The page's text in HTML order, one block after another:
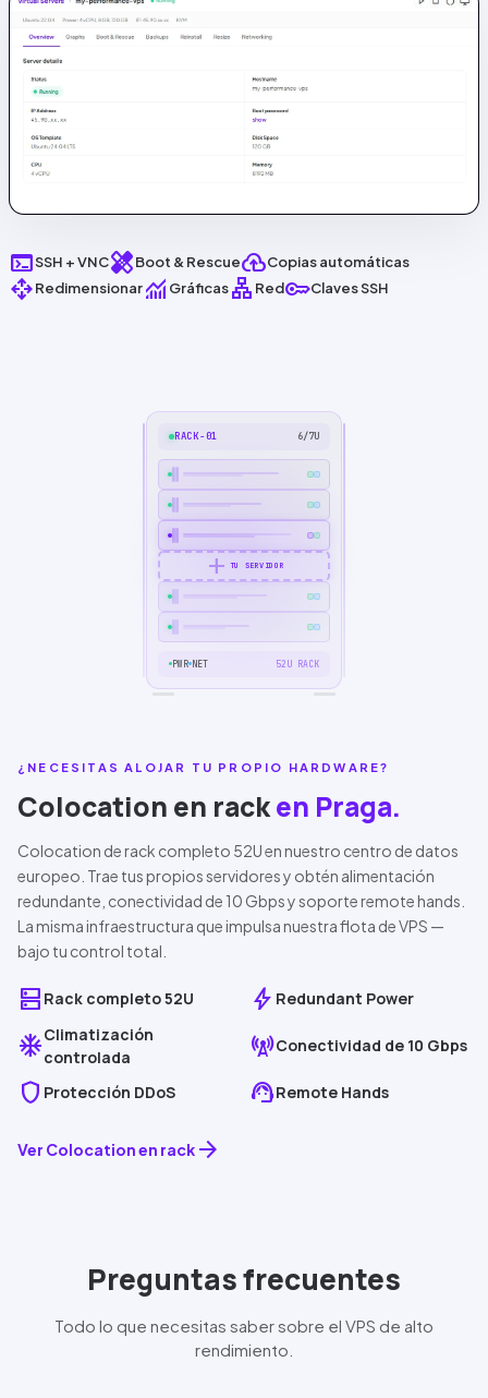
terminalSSH +VNChealingBoot & RescuebackupCopias automáticas
open_withRedimensionarmonitoring Gráficaslan RedkeyClavesSSH
¿NECESITAS ALOJAR TU PROPIO HARDWARE?
Colocation en racken Praga.
Colocation de rack completo 52U en nuestro centro de datos
europeo. Trae tus propios servidores y obtén alimentación
redundante, conectividad de 10 Gbpsy soporte remote hands.
La misma infraestructura que impulsa nuestra flota de VPS —
bajo tu control total.
dns Rack completo 52U bolt Redundant Power
ac_unitClimatización
controlada
cell_towerConectividad de 10 Gbps
shield Protección DDoS support_agentRemote Hands
Ver Colocation en rack arrow_forward
RACK-01 6/7U
add TU SERVIDOR
PWR NET 52U RACK
Preguntas frecuentes
Todo lo que necesitas saber sobre el VPS de alto
rendimiento.